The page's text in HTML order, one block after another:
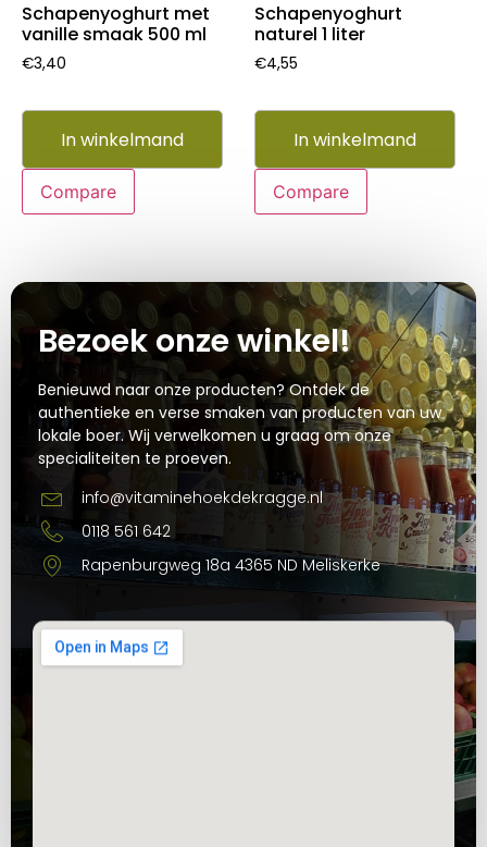
Schapenyoghurt met
vanille smaak 500 ml
€3,40
In winkelmand
Compare
Schapenyoghurt
naturel 1 liter
€4,55
In winkelmand
Compare
Bezoek onze winkel!
Benieuwd naar onze producten? Ontdek de
authentieke en verse smaken van producten van uw
lokale boer. Wij verwelkomen u graag om onze
specialiteiten te proeven.
info@vitaminehoekdekragge.nl
0118 561 642
Rapenburgweg 18a 4365 ND Meliskerke